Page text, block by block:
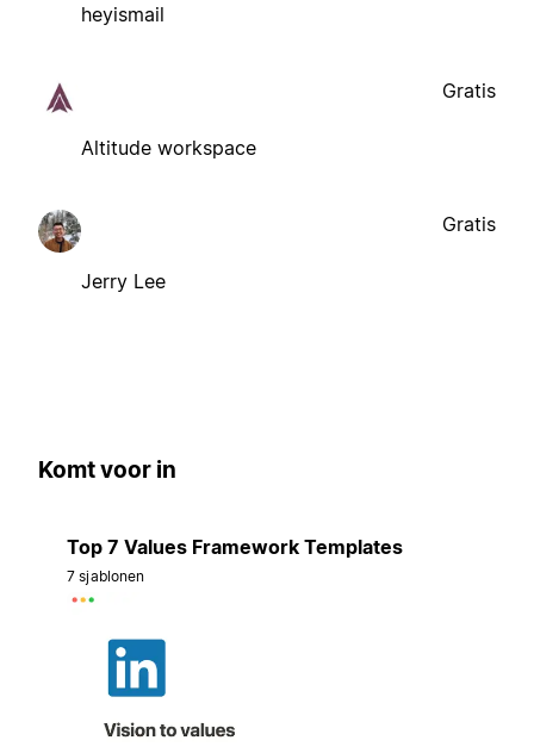
heyismail
Altitude workspace
Gratis
Jerry Lee
Gratis
Komt voor in
Top 7 Values Framework Templates
7 sjablonen